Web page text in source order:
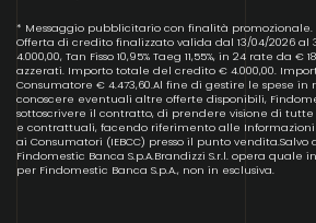
* Messaggio pubblicitario con finalità promozionale.
Offerta di credito finalizzato valida dal 13/04/2026 al
4.000,00, Tan Fisso 10,95% Taeg 11,55%, in 24 rate da €
azzerati. Importo totale del credito € 4.000,00.
Consumatore € 4.473,60.Al fine di gestire le spese in
conoscere eventuali altre offerte disponibili,
sottoscrivere il contratto, di prendere visione di
e contrattuali, facendo riferimento alle Informazioni
ai Consumatori (IEBCC) presso il punto vendita.Salvo
Findomestic Banca S.p.A.Brandizzi S.r.l. opera
per Findomestic Banca S.p.A., non in esclusiva.